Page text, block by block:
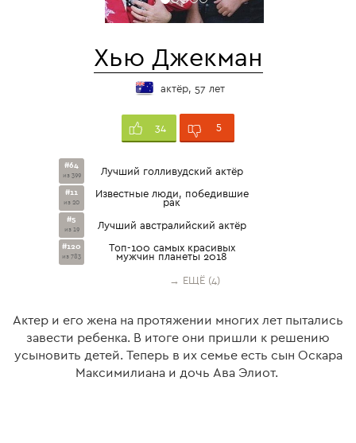
Хью Джекман
актёр, 57 лет
34 5
#64
из 399 Лучший голливудский актёр
#11
из 20
Известные люди, победившие
рак
#5
из 19 Лучший австралийский актёр
#120
из 783
Топ-100 самых красивых
мужчин планеты 2018
→ ЕЩЁ (4)
Актер и его жена на протяжении многих лет пытались
завести ребенка. В итоге они пришли к решению
усыновить детей. Теперь в их семье есть сын Оскара
Максимилиана и дочь Ава Элиот.